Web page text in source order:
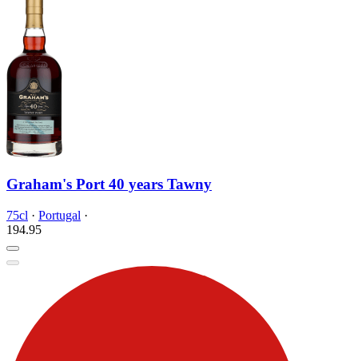
Graham's Port 40 years Tawny
75cl · Portugal ·
194.95